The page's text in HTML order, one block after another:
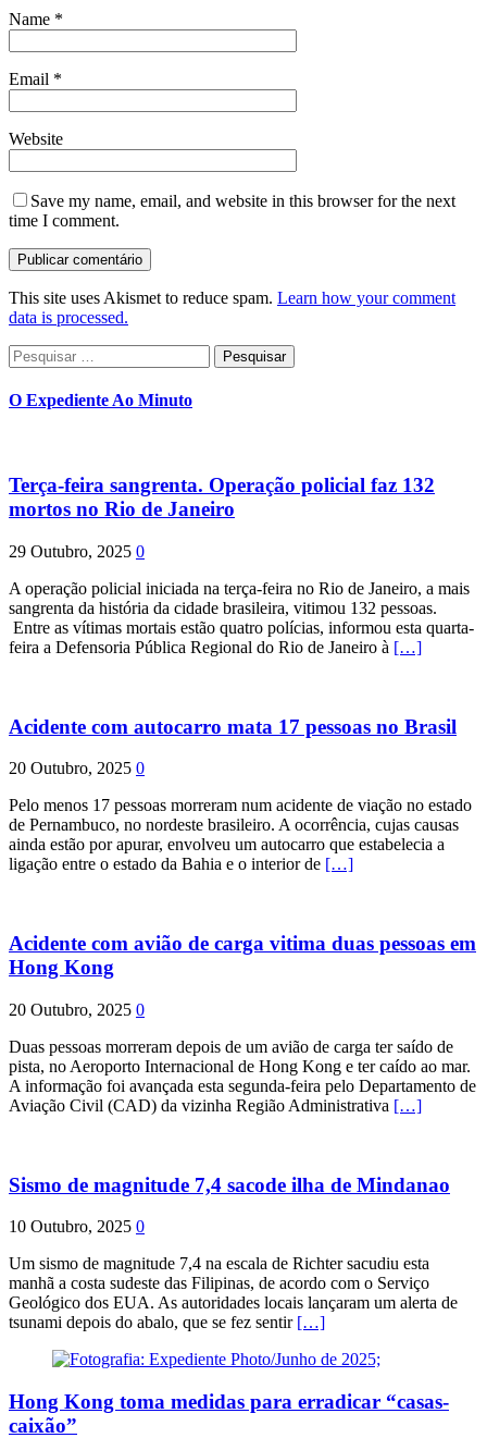
Name *
Email *
Website
Save my name, email, and website in this browser for the next
time I comment.
This site uses Akismet to reduce spam. Learn how your comment
data is processed.
Pesquisar
por:
O Expediente Ao Minuto
Terça-feira sangrenta. Operação policial faz 132
mortos no Rio de Janeiro
29 Outubro, 2025 0
A operação policial iniciada na terça-feira no Rio de Janeiro, a mais
sangrenta da história da cidade brasileira, vitimou 132 pessoas.
Entre as vítimas mortais estão quatro polícias, informou esta quarta-
feira a Defensoria Pública Regional do Rio de Janeiro à […]
Acidente com autocarro mata 17 pessoas no Brasil
20 Outubro, 2025 0
Pelo menos 17 pessoas morreram num acidente de viação no estado
de Pernambuco, no nordeste brasileiro. A ocorrência, cujas causas
ainda estão por apurar, envolveu um autocarro que estabelecia a
ligação entre o estado da Bahia e o interior de […]
Acidente com avião de carga vitima duas pessoas em
Hong Kong
20 Outubro, 2025 0
Duas pessoas morreram depois de um avião de carga ter saído de
pista, no Aeroporto Internacional de Hong Kong e ter caído ao mar.
A informação foi avançada esta segunda-feira pelo Departamento de
Aviação Civil (CAD) da vizinha Região Administrativa […]
Sismo de magnitude 7,4 sacode ilha de Mindanao
10 Outubro, 2025 0
Um sismo de magnitude 7,4 na escala de Richter sacudiu esta
manhã a costa sudeste das Filipinas, de acordo com o Serviço
Geológico dos EUA. As autoridades locais lançaram um alerta de
tsunami depois do abalo, que se fez sentir […]
Hong Kong toma medidas para erradicar “casas-
caixão”